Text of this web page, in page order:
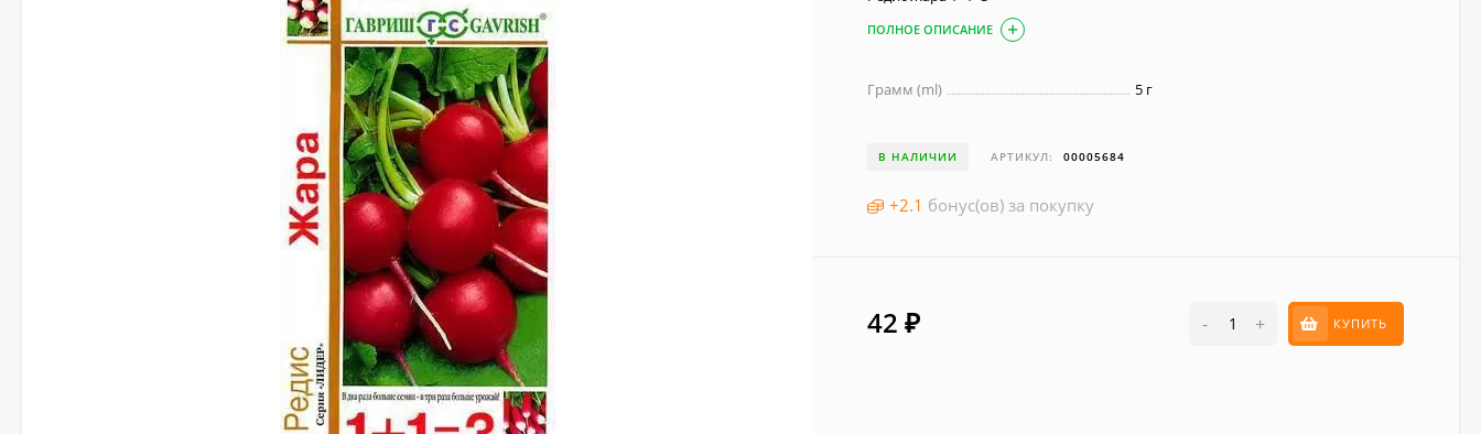
ПОЛНОЕ ОПИСАНИЕ
Грамм (ml) 5 г
В НАЛИЧИИ АРТИКУЛ: 00005684
+2.1 бонус(ов) за покупку
42₽ - + КУПИТЬ